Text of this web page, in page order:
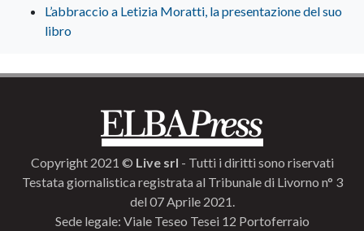
L’abbraccio a Letizia Moratti, la presentazione del suo
libro
Copyright 2021 © Live srl - Tutti i diritti sono riservati
Testata giornalistica registrata al Tribunale di Livorno n° 3
del 07 Aprile 2021.
Sede legale: Viale Teseo Tesei 12 Portoferraio